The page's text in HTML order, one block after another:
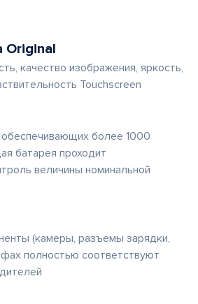
Original
качество изображения, яркость,
Touchscreen
более 1000
батарея проходит
величины номинальной
(камеры, разъемы зарядки,
полностью соответствуют